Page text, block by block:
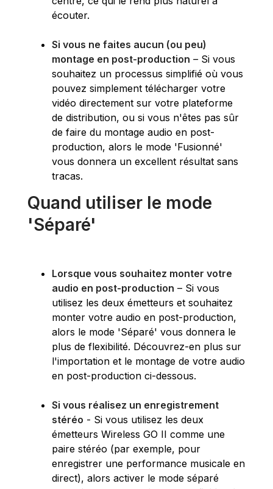
écouter.
Si vous ne faites aucun (ou peu)
montage en post-production –Si vous
souhaitez un processus simplifié où vous
pouvez simplement télécharger votre
vidéo directement sur votre plateforme
de distribution, ou si vous n'êtes pas sûr
de faire du montage audio en post-
production, alors le mode 'Fusionné'
vous donnera un excellent résultat sans
tracas.
Quand utiliser le mode
'Séparé'
Lorsque vous souhaitez monter votre
audio en post-production – Si vous
utilisez les deux émetteurs et souhaitez
monter votre audio en post-production,
alors le mode 'Séparé' vous donnera le
plus de flexibilité. Découvrez-en plus sur
l'importation et le montage de votre audio
en post-production ci-dessous.
Si vous réalisez un enregistrement
stéréo - Si vous utilisez les deux
émetteurs Wireless GO II comme une
paire stéréo (par exemple, pour
enregistrer une performance musicale en
direct), alors activer le mode séparé